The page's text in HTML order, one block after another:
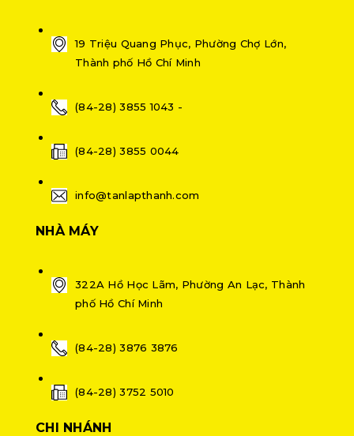
19 Triệu Quang Phục, Phường Chợ Lớn,
Thành phố Hồ Chí Minh
(84-28) 3855 1043 -
(84-28) 3855 0044
info@tanlapthanh.com
NHÀ MÁY
322A Hồ Học Lãm, Phường An Lạc, Thành
phố Hồ Chí Minh
(84-28) 3876 3876
(84-28) 3752 5010
CHI NHÁNH